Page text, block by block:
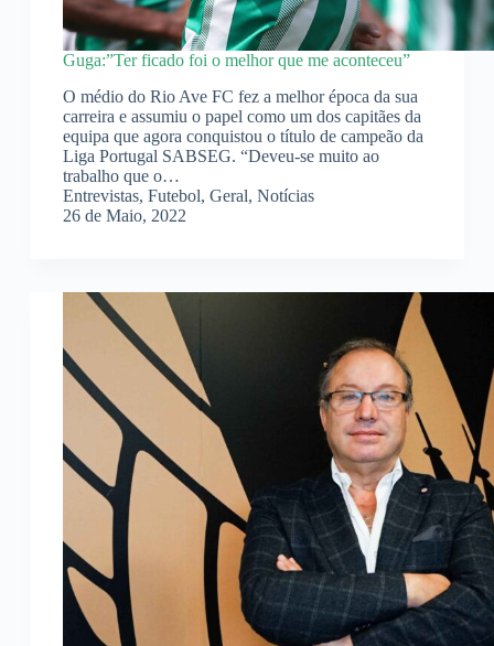
Guga:”Ter ficado foi o melhor que me aconteceu”
O médio do Rio Ave FC fez a melhor época da sua
carreira e assumiu o papel como um dos capitães da
equipa que agora conquistou o título de campeão da
Liga Portugal SABSEG. “Deveu-se muito ao
trabalho que o…
Entrevistas, Futebol, Geral, Notícias
26 de Maio, 2022